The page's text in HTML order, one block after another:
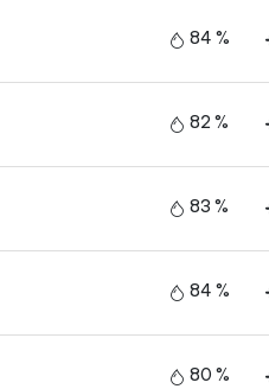
84 %
82 %
83 %
84 %
80 %